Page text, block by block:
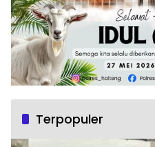
Terpopuler